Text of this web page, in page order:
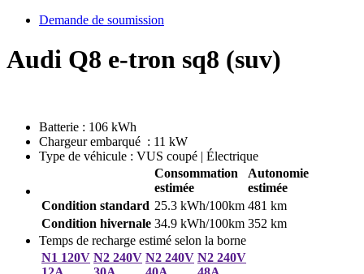
Demande de soumission
Audi Q8 e-tron sq8 (suv)
Batterie : 106 kWh
Chargeur embarqué : 11 kW
Type de véhicule : VUS coupé | Électrique
Consommation
estimée
Autonomie
estimée
Condition standard 25.3 kWh/100km 481 km
Condition hivernale 34.9 kWh/100km 352 km
Temps de recharge estimé selon la borne
N1 120V N2 240V N2 240V N2 240V